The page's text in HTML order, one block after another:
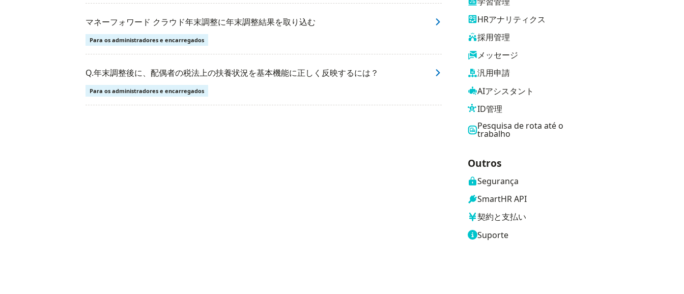
マネーフォワード クラウド年末調整に年末調整結果を取り込む
Para os administradores e encarregados
Q.年末調整後に、配偶者の税法上の扶養状況を基本機能に正しく反映するには？
Para os administradores e encarregados
HRアナリティクス
採用管理
メッセージ
汎用申請
AIアシスタント
ID管理
Pesquisa de rota até o
trabalho
Outros
Segurança
SmartHR API
契約と支払い
Suporte